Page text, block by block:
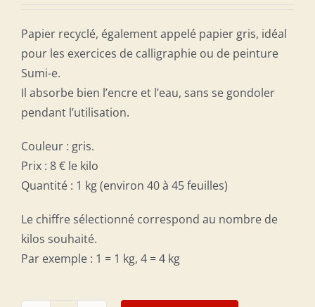
Papier recyclé, également appelé papier gris, idéal
pour les exercices de calligraphie ou de peinture
Sumi-e.
Il absorbe bien l’encre et l’eau, sans se gondoler
pendant l’utilisation.
Couleur : gris.
Prix : 8 € le kilo
Quantité : 1 kg (environ 40 à 45 feuilles)
Le chiffre sélectionné correspond au nombre de
kilos souhaité.
Par exemple : 1 = 1 kg, 4 = 4 kg